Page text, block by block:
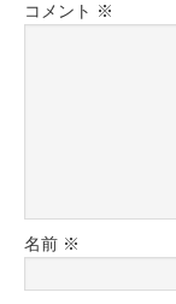
コメント ※
名前 ※